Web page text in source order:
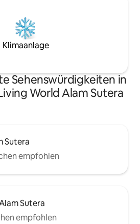
Klimaanlage
Sehenswürdigkeiten in
World Alam Sutera
Sutera
empfohlen
Sutera
empfohlen